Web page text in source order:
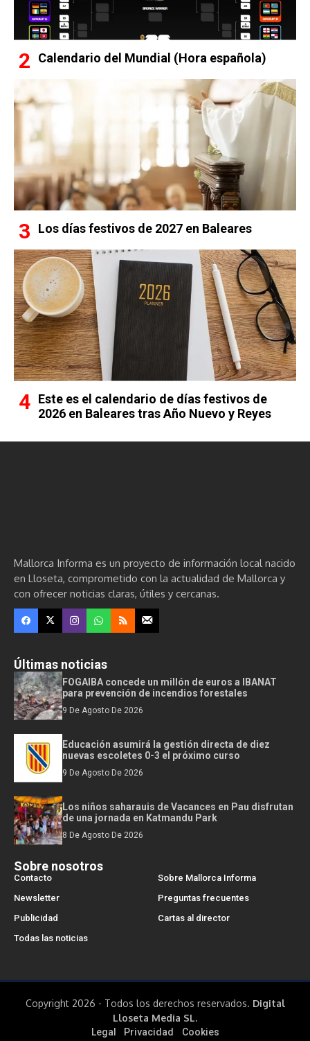
Calendario del Mundial (Hora española)
Los días festivos de 2027 en Baleares
Este es el calendario de días festivos de
2026 en Baleares tras Año Nuevo y Reyes
Mallorca Informa es un proyecto de información local nacido
en Lloseta, comprometido con la actualidad de Mallorca y
con ofrecer noticias claras, útiles y cercanas.
Últimas noticias
FOGAIBA concede un millón de euros a IBANAT
para prevención de incendios forestales
9 De Agosto De 2026
Educación asumirá la gestión directa de diez
nuevas escoletes 0-3 el próximo curso
9 De Agosto De 2026
Los niños saharauis de Vacances en Pau disfrutan
de una jornada en Katmandu Park
8 De Agosto De 2026
Sobre nosotros
Contacto
Sobre Mallorca Informa
Newsletter
Preguntas frecuentes
Publicidad
Cartas al director
Todas las noticias
Copyright 2026 - Todos los derechos reservados. Digital
Lloseta Media SL.
Legal Privacidad Cookies